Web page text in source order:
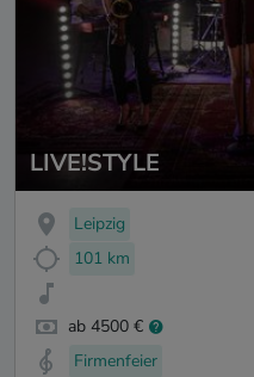
LIVE!STYLE
Leipzig
101 km
ab 4500 €
Firmenfeier